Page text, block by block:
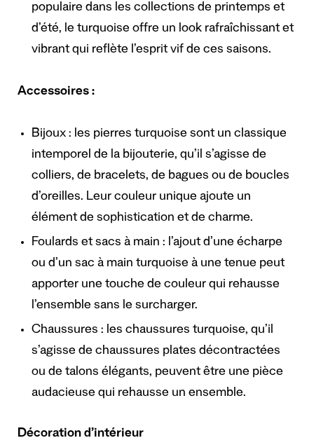
populaire dans les collections de printemps et
d’été, le turquoise offre un look rafraîchissant et
vibrant qui reflète l’esprit vif de ces saisons.
Accessoires :
Bijoux : les pierres turquoise sont un classique
intemporel de la bijouterie, qu’il s’agisse de
colliers, de bracelets, de bagues ou de boucles
d’oreilles. Leur couleur unique ajoute un
élément de sophistication et de charme.
Foulards et sacs à main : l’ajout d’une écharpe
ou d’un sac à main turquoise à une tenue peut
apporter une touche de couleur qui rehausse
l’ensemble sans le surcharger.
Chaussures : les chaussures turquoise, qu’il
s’agisse de chaussures plates décontractées
ou de talons élégants, peuvent être une pièce
audacieuse qui rehausse un ensemble.
Décoration d’intérieur